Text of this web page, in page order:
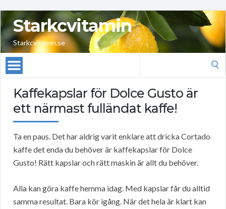
Starkcvitamin
Starkcvitamin.se
Kaffekapslar för Dolce Gusto är
ett närmast fulländat kaffe!
Ta en paus. Det har aldrig varit enklare att dricka Cortado
kaffe det enda du behöver är kaffekapslar för Dolce
Gusto! Rätt kapslar och rätt maskin är allt du behöver.
Alla kan göra kaffe hemma idag. Med kapslar får du alltid
samma resultat. Bara kör igång. När det hela är klart kan